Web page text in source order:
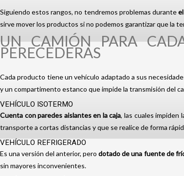
Siguiendo estos rangos, no tendremos problemas durante
sirve mover los productos si no podemos garantizar que la
UN CAMIÓN PARA
PERECEDERAS
Cada producto tiene un vehículo adaptado a sus
y un compartimento estanco que impide la transmisión del
VEHÍCULO ISOTERMO
Cuenta con paredes aislantes en la caja, las cuales impiden
transporte a cortas distancias y que se realice de forma
VEHÍCULO REFRIGERADO
Es una versión del anterior, perodotado de una fuente de
sin mayores inconvenientes.